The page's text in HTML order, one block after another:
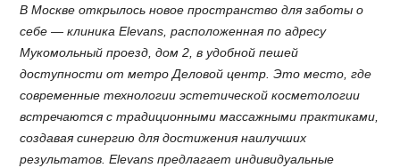
В Москве открылось новое пространство для заботы о
себе — клиника Elevans, расположенная по адресу
Мукомольный проезд, дом 2, в удобной пешей
доступности от метро Деловой центр. Это место, где
современные технологии эстетической косметологии
встречаются с традиционными массажными практиками,
создавая синергию для достижения наилучших
результатов. Elevans предлагает индивидуальные